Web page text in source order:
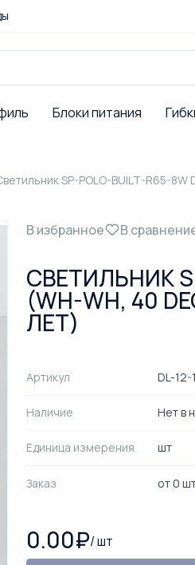
Блоки питания
SP-POLO-BUILT-R65-
В избранное В
СВЕТИЛЬНИК
(WH-WH, 40
ЛЕТ)
Артикул DL-12-
Наличие Нет в
Единица измерения шт
Заказ от0
0.00₽/шт